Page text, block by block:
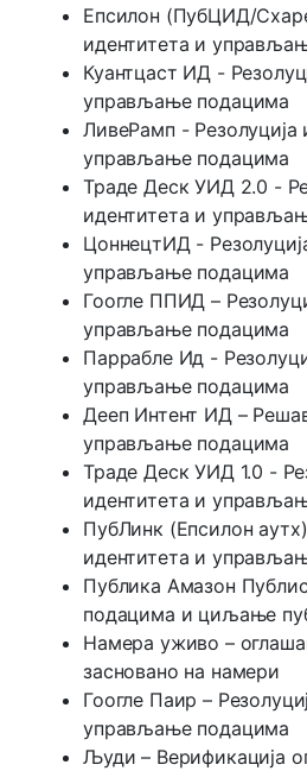
Епсилон (ПубЦИД/
идентитета и
Куантцаст ИД -
управљање подацима
ЛивеРамп - Резолуција
управљање подацима
Траде Деск УИД 2.0 -
идентитета и
ЦоннецтИД -
управљање подацима
Гоогле ППИД –
управљање подацима
Паррабле Ид -
управљање подацима
Дееп Интент ИД –
управљање подацима
Траде Деск УИД 1.0 -
идентитета и
ПубЛинк (Епсилон
идентитета и
Публика Амазон
подацима и циљање
Намера уживо –
засновано на намери
Гоогле Паир –
управљање подацима
Људи – Верификација